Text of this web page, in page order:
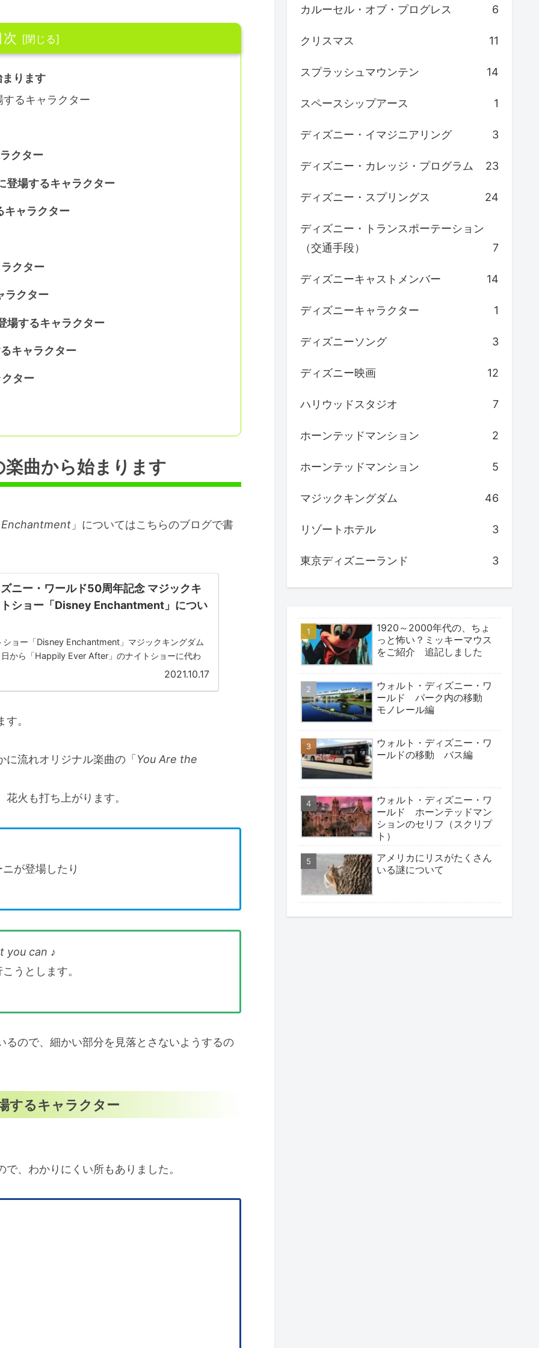
次
ります
るキャラクター
クター
場するキャラクター
ャラクター
クター
ラクター
場するキャラクター
キャラクター
ター
曲から始まります
」についてはこちらのブログで書
ニー・ワールド50周年記念 マジックキ
ショー「Disney Enchantment」につい
ョー「Disney Enchantment」マジックキングダム
から「Happily Ever After」のナイトショーに代わ
2021.10.17
。
流れオリジナル楽曲の「 You Are the
火も打ち上がります。
が登場したり
you can ♪
うとします。
ので、細かい部分を見落とさないようするの
するキャラクター
、わかりにくい所もありました。
カルーセル・オブ・プログレス 6
クリスマス 11
スプラッシュマウンテン 14
スペースシップアース 1
ディズニー・イマジニアリング 3
ディズニー・カレッジ・プログラム 23
ディズニー・スプリングス 24
ディズニー・トランスポーテーション
（交通手段）
7
ディズニーキャストメンバー 14
ディズニーキャラクター 1
ディズニーソング 3
ディズニー映画 12
ハリウッドスタジオ 7
ホーンテッドマンション 2
ホーンテッドマンション 5
マジックキングダム 46
リゾートホテル 3
東京ディズニーランド 3
1920～2000年代の、ちょ
っと怖い？ミッキーマウス
をご紹介 追記しました
ウォルト・ディズニー・ワ
ールド パーク内の移動
モノレール編
ウォルト・ディズニー・ワ
ールドの移動 バス編
ウォルト・ディズニー・ワ
ールド ホーンテッドマン
ションのセリフ（スクリプ
ト）
アメリカにリスがたくさん
いる謎について